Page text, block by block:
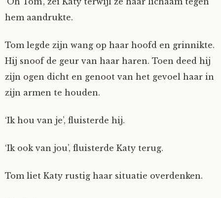
hem aandrukte.
Tom legde zijn wang op haar hoofd en grinnikte.
Hij snoof de geur van haar haren. Toen deed hij
zijn ogen dicht en genoot van het gevoel haar in
zijn armen te houden.
‘Ik hou van je’, fluisterde hij.
‘Ik ook van jou’, fluisterde Katy terug.
Tom liet Katy rustig haar situatie overdenken.